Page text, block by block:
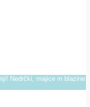
Nedrčki, majice in blazine